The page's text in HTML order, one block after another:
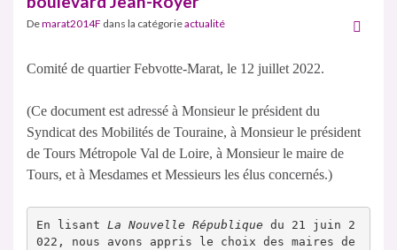
Demarat2014F dans la catégorieactualité
Comité de quartier Febvotte-Marat, le 12 juillet 2022.
(Ce document est adressé à Monsieur le président du
Syndicat des Mobilités de Touraine, à Monsieur le président
de Tours Métropole Val de Loire, à Monsieur le maire de
Tours, et à Mesdames et Messieurs les élus concernés.)
En lisant La Nouvelle République du 21 juin 2
022, nous avons appris le choix des maires de